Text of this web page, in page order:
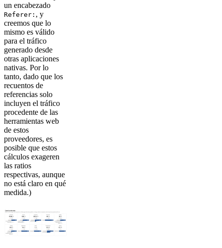
un encabezado
Referer: , y
creemos que lo
mismo es válido
para el tráfico
generado desde
otras aplicaciones
nativas. Por lo
tanto, dado que los
recuentos de
referencias solo
incluyen el tráfico
procedente de las
herramientas web
de estos
proveedores, es
posible que estos
cálculos exageren
las ratios
respectivas, aunque
no está claro en qué
medida.)